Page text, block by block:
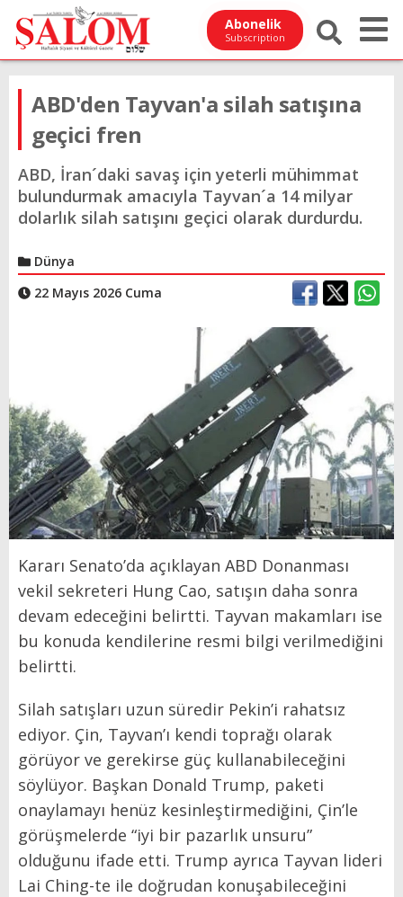
Abonelik
Subscription
ABD'den Tayvan'a silah satışına
geçici fren
ABD, İran´daki savaş için yeterli mühimmat
bulundurmak amacıyla Tayvan´a 14 milyar
dolarlık silah satışını geçici olarak durdurdu.
Dünya
22 Mayıs 2026 Cuma
Kararı Senato’da açıklayan ABD Donanması
vekil sekreteri Hung Cao, satışın daha sonra
devam edeceğini belirtti. Tayvan makamları ise
bu konuda kendilerine resmi bilgi verilmediğini
belirtti.
Silah satışları uzun süredir Pekin’i rahatsız
ediyor. Çin, Tayvan’ı kendi toprağı olarak
görüyor ve gerekirse güç kullanabileceğini
söylüyor. Başkan Donald Trump, paketi
onaylamayı henüz kesinleştirmediğini, Çin’le
görüşmelerde “iyi bir pazarlık unsuru”
olduğunu ifade etti. Trump ayrıca Tayvan lideri
Lai Ching-te ile doğrudan konuşabileceğini